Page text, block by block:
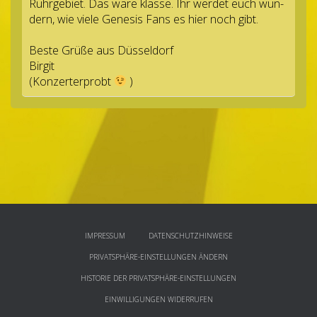
Ruhr­ge­biet. Das wäre klasse. Ihr wer­det euch wun­
dern, wie viele Gene­sis Fans es hier noch gibt.
Beste Grüße aus Düsseldorf
Birgit
(Kon­zer­t­erprobt
)
IMPRESSUM DATENSCHUTZHINWEISE
PRIVATSPHÄRE-EINSTELLUNGEN ÄNDERN
HISTORIE DER PRIVATSPHÄRE-EINSTELLUNGEN
EINWILLIGUNGEN WIDERRUFEN